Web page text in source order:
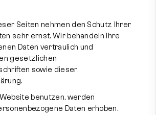
Seiten nehmen den Schutz Ihrer
sehr ernst. Wir behandeln Ihre
Daten vertraulich und
gesetzlichen
sowie dieser
benutzen, werden
Daten erhoben.